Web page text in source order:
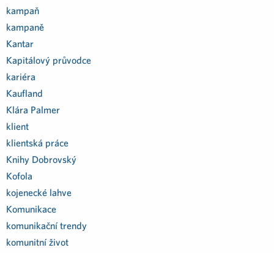
kampaň
kampaně
Kantar
Kapitálový průvodce
kariéra
Kaufland
Klára Palmer
klient
klientská práce
Knihy Dobrovský
Kofola
kojenecké lahve
Komunikace
komunikační trendy
komunitní život